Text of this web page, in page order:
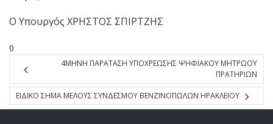
Ο Υπουργός ΧΡΗΣΤΟΣ ΣΠΙΡΤΖΗΣ
0
4ΜΗΝΗ ΠΑΡΑΤΑΣΗ ΥΠΟΧΡΕΩΣΗΣ ΨΗΦΙΑΚΟΥ ΜΗΤΡΩΟΥ
ΠΡΑΤΗΡΙΩΝ
ΕΙΔΙΚΟ ΣΗΜΑ ΜΕΛΟΥΣ ΣΥΝΔΕΣΜΟΥ ΒΕΝΖΙΝΟΠΩΛΩΝ ΗΡΑΚΛΕΙΟΥ